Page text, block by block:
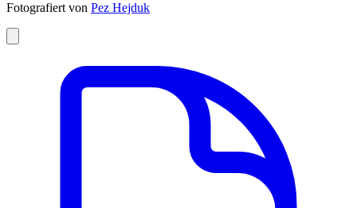
Fotografiert von Pez Hejduk